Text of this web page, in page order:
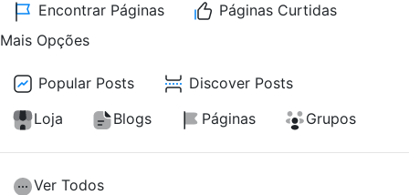
Encontrar Páginas
Páginas Curtidas
Mais Opções
Popular Posts
Discover Posts
Loja
Blogs Páginas Grupos
Ver Todos